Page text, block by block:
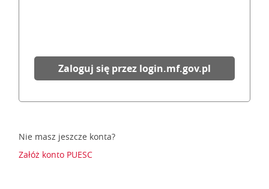
Zaloguj się przez login.mf.gov.pl
Nie masz jeszcze konta?
Załóż konto PUESC